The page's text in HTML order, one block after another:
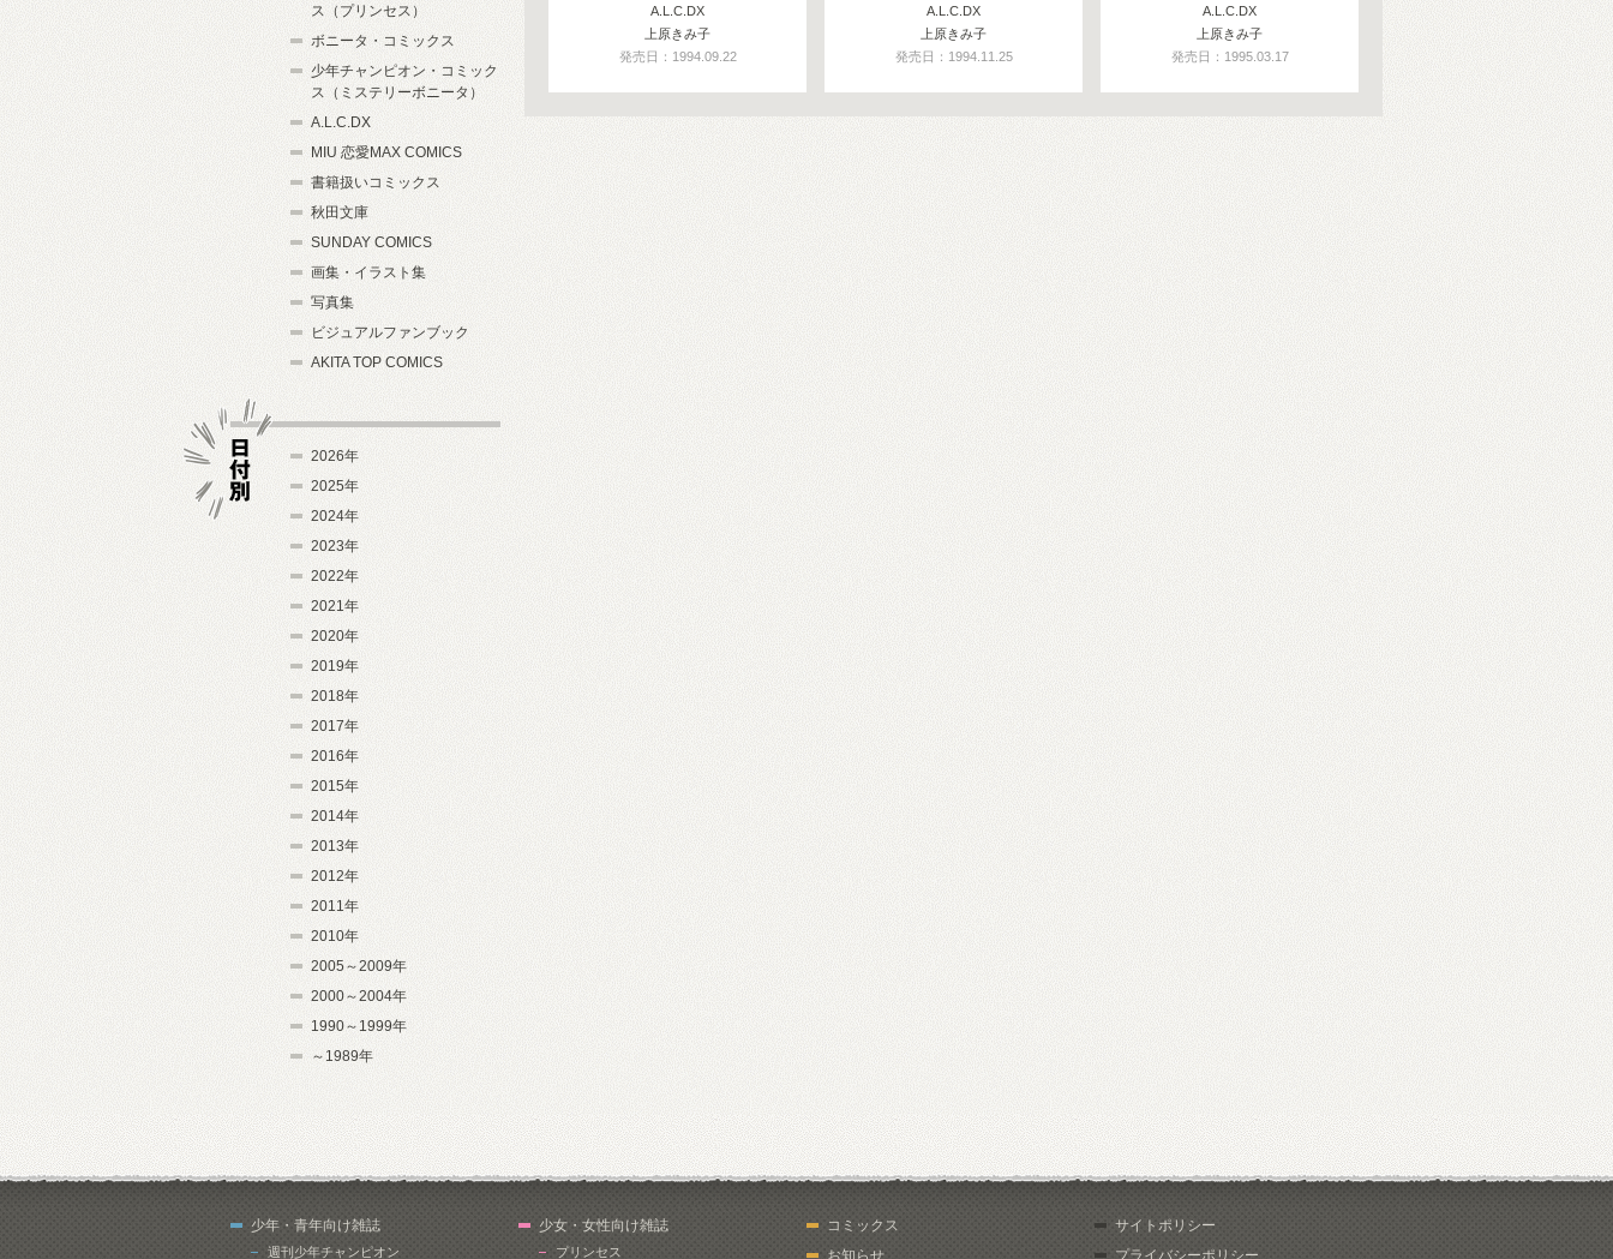
A.L.C.DX
上原きみ子
発売日：1994.09.22
A.L.C.DX
上原きみ子
発売日：1994.11.25
A.L.C.DX
上原きみ子
発売日：1995.03.17
ス（プリンセス）
ボニータ・コミックス
少年チャンピオン・コミック
ス（ミステリーボニータ）
A.L.C.DX
MIU 恋愛MAX COMICS
書籍扱いコミックス
秋田文庫
SUNDAY COMICS
画集・イラスト集
写真集
ビジュアルファンブック
AKITA TOP COMICS
2026年
2025年
2024年
2023年
2022年
2021年
2020年
2019年
2018年
2017年
2016年
2015年
2014年
2013年
2012年
2011年
2010年
2005～2009年
2000～2004年
1990～1999年
～1989年
少年・青年向け雑誌
週刊少年チャンピオン
少女・女性向け雑誌
プリンセス
コミックス
お知らせ
サイトポリシー
プライバシーポリシー